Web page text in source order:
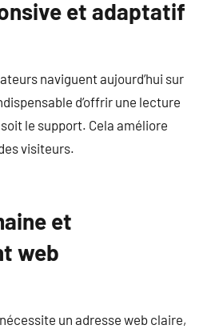
et adaptatif
naviguent aujourd’hui sur
d’offrir une lecture
le support. Cela améliore
visiteurs.
et
web
un adresse web claire,